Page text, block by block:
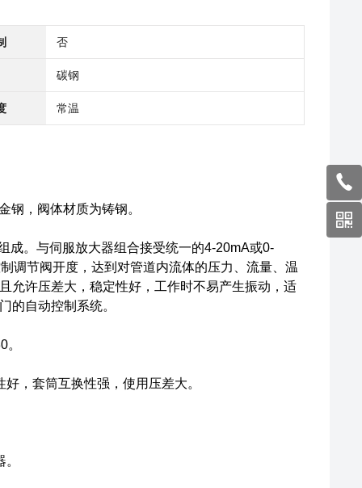
否
碳钢
常温
钢，阀体材质为铸钢。
成。与伺服放大器组合接受统一的4-20mA或0-
调节阀开度，达到对管道内流体的压力、流量、温
允许压差大，稳定性好，工作时不易产生振动，适
的自动控制系统。
，套筒互换性强，使用压差大。